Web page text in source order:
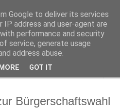
aus wie Arroganz.
Bürgerschaftswahl
Google to deliver its services
IP address and user-agent are
performance and security
service, generate usage
address abuse.
GOT IT